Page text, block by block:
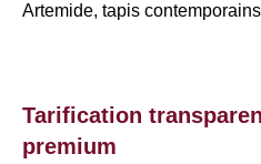
Artemide, tapis
Tarification
premium